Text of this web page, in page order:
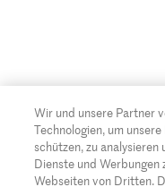
Wir und unsere Partner
Technologien, um
schützen, zu
Dienste und Werbungen
Webseiten von Dritten.